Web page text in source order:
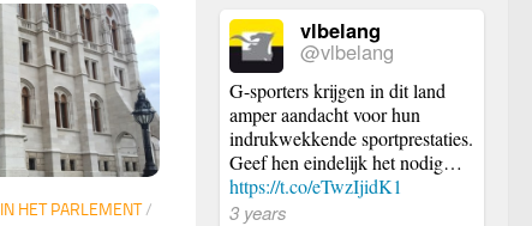
IN HET PARLEMENT/
vlbelang
@vlbelang
G-sporters krijgen in dit land
amper aandacht voor hun
indrukwekkende sportprestaties.
Geef hen eindelijk het nodig…
https://t.co/eTwzIjidK1
3 years